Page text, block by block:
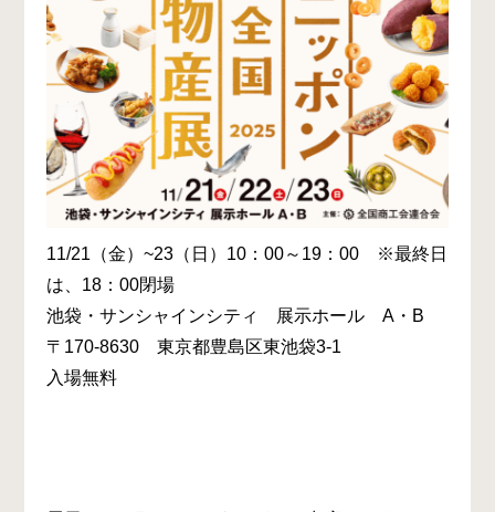
11/21（金）~23（日）10：00～19：00 ※最終日
は、18：00閉場
池袋・サンシャインシティ 展示ホール A・B
〒170-8630 東京都豊島区東池袋3-1
入場無料